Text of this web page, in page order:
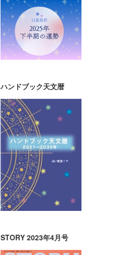
ハンドブック天文暦
STORY 2023年4月号